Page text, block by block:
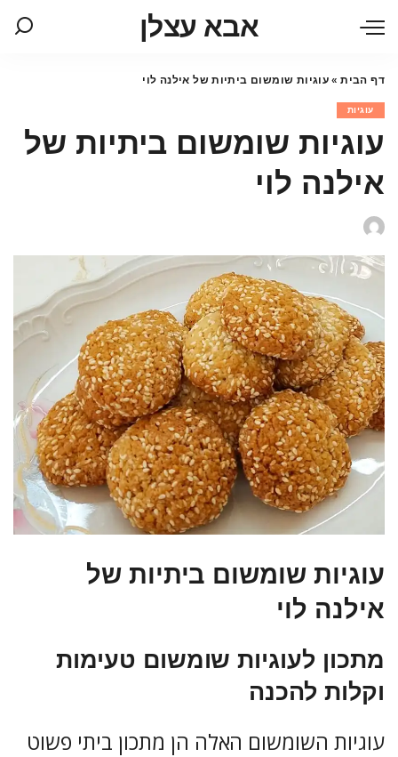
אבא עצלן
דף הבית» עוגיות שומשום ביתיות של אילנה לוי
עוגיות
עוגיות שומשום ביתיות של
אילנה לוי
עוגיות שומשום ביתיות של
אילנה לוי
מתכון לעוגיות שומשום טעימות
וקלות להכנה
עוגיות השומשום האלה הן מתכון ביתי פשוט